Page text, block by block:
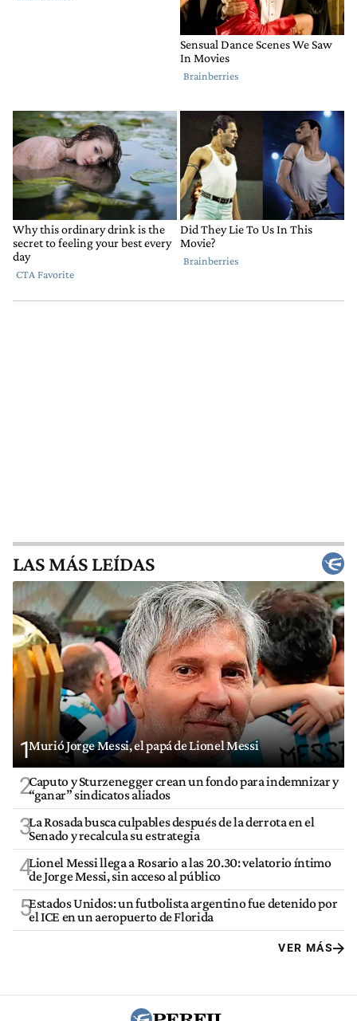
LAS MÁS LEÍDAS
1Murió Jorge Messi, el papá de Lionel Messi
2Caputo y Sturzenegger crean un fondo para indemnizar y
“ganar” sindicatos aliados
3La Rosada busca culpables después de la derrota en el
Senado y recalcula su estrategia
4Lionel Messi llega a Rosario a las 20.30: velatorio íntimo
de Jorge Messi, sin acceso al público
5Estados Unidos: un futbolista argentino fue detenido por
el ICE en un aeropuerto de Florida
VER MÁS